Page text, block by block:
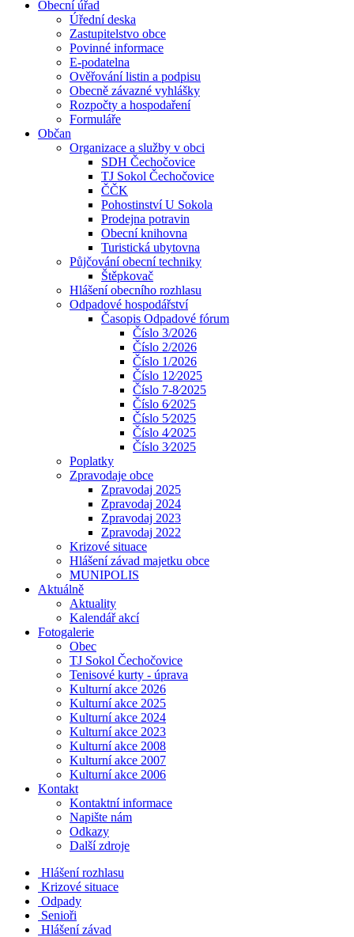
Obecní úřad
Úřední deska
Zastupitelstvo obce
Povinné informace
E-podatelna
Ověřování listin a podpisu
Obecně závazné vyhlášky
Rozpočty a hospodaření
Formuláře
Občan
Organizace a služby v obci
SDH Čechočovice
TJ Sokol Čechočovice
ČČK
Pohostinství U Sokola
Prodejna potravin
Obecní knihovna
Turistická ubytovna
Půjčování obecní techniky
Štěpkovač
Hlášení obecního rozhlasu
Odpadové hospodářství
Časopis Odpadové fórum
Číslo 3/2026
Číslo 2/2026
Číslo 1/2026
Číslo 12⁄2025
Číslo 7-8⁄2025
Číslo 6⁄2025
Číslo 5⁄2025
Číslo 4⁄2025
Číslo 3⁄2025
Poplatky
Zpravodaje obce
Zpravodaj 2025
Zpravodaj 2024
Zpravodaj 2023
Zpravodaj 2022
Krizové situace
Hlášení závad majetku obce
MUNIPOLIS
Aktuálně
Aktuality
Kalendář akcí
Fotogalerie
Obec
TJ Sokol Čechočovice
Tenisové kurty - úprava
Kulturní akce 2026
Kulturní akce 2025
Kulturní akce 2024
Kulturní akce 2023
Kulturní akce 2008
Kulturní akce 2007
Kulturní akce 2006
Kontakt
Kontaktní informace
Napište nám
Odkazy
Další zdroje
Hlášení rozhlasu
Krizové situace
Odpady
Senioři
Hlášení závad